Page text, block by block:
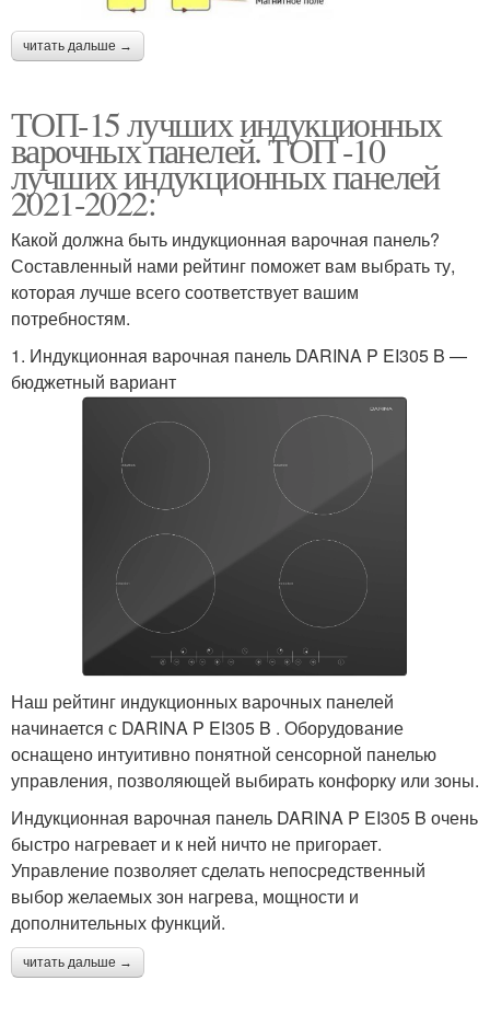
читать дальше →
ТОП-15 лучших индукционных
варочных панелей. ТОП -10
лучших индукционных панелей
2021-2022:
Какой должна быть индукционная варочная панель?
Составленный нами рейтинг поможет вам выбрать ту,
которая лучше всего соответствует вашим
потребностям.
1. Индукционная варочная панель DARINA P EI305 B —
бюджетный вариант
Наш рейтинг индукционных варочных панелей
начинается с DARINA P EI305 B . Оборудование
оснащено интуитивно понятной сенсорной панелью
управления, позволяющей выбирать конфорку или зоны.
Индукционная варочная панель DARINA P EI305 B очень
быстро нагревает и к ней ничто не пригорает.
Управление позволяет сделать непосредственный
выбор желаемых зон нагрева, мощности и
дополнительных функций.
читать дальше →